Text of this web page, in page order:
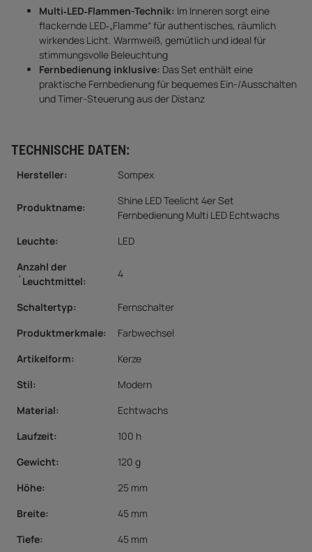
Multi‑LED‑Flammen-Technik: Im Inneren sorgt eine
flackernde LED‑„Flamme“ für authentisches, räumlich
wirkendes Licht. Warmweiß, gemütlich und ideal für
stimmungsvolle Beleuchtung
Fernbedienung inklusive: Das Set enthält eine
praktische Fernbedienung für bequemes Ein-/Ausschalten
und Timer-Steuerung aus der Distanz
TECHNISCHE DATEN:
Hersteller: Sompex
Produktname:
Shine LED Teelicht 4er Set
Fernbedienung Multi LED Echtwachs
Leuchte:
LED
Anzahl der
´Leuchtmittel:
4
Schaltertyp:
Fernschalter
Produktmerkmale:
Farbwechsel
Artikelform:
Kerze
Stil:
Modern
Material:
Echtwachs
Laufzeit:
100 h
Gewicht:
120 g
Höhe:
25 mm
Breite:
45 mm
Tiefe:
45 mm